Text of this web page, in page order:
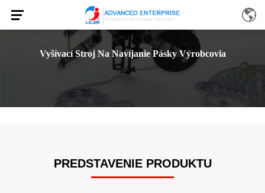
Vyšívací Stroj Na Navíjanie Pásky Výrobcovia
PREDSTAVENIE PRODUKTU